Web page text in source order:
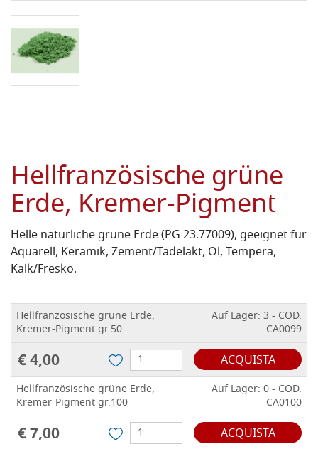
Hellfranzösische grüne
Erde, Kremer-Pigment
Helle natürliche grüne Erde (PG 23.77009), geeignet für
Aquarell, Keramik, Zement/Tadelakt, Öl, Tempera,
Kalk/Fresko.
Hellfranzösische grüne Erde,
Kremer-Pigment gr.50
Auf Lager: 3 - COD.
CA0099
€ 4,00 ACQUISTA
Hellfranzösische grüne Erde,
Kremer-Pigment gr.100
Auf Lager: 0 - COD.
CA0100
€ 7,00 ACQUISTA